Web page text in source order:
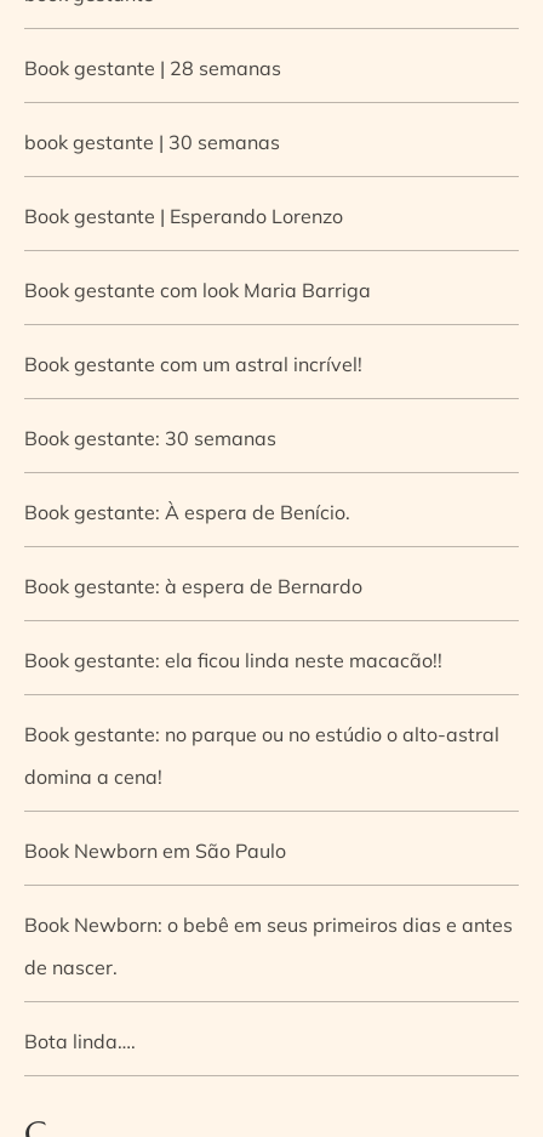
Book gestante | 28 semanas
book gestante | 30 semanas
Book gestante | Esperando Lorenzo
Book gestante com look Maria Barriga
Book gestante com um astral incrível!
Book gestante: 30 semanas
Book gestante: À espera de Benício.
Book gestante: à espera de Bernardo
Book gestante: ela ficou linda neste macacão!!
Book gestante: no parque ou no estúdio o alto-astral
domina a cena!
Book Newborn em São Paulo
Book Newborn: o bebê em seus primeiros dias e antes
de nascer.
Bota linda….